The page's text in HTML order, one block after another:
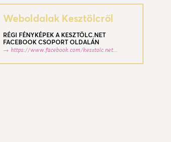
Weboldalak Kesztölcről
RÉGI FÉNYKÉPEK A KESZTÖLC.NET
FACEBOOK CSOPORT OLDALÁN
https://www.facebook.com/kesztolc.net...